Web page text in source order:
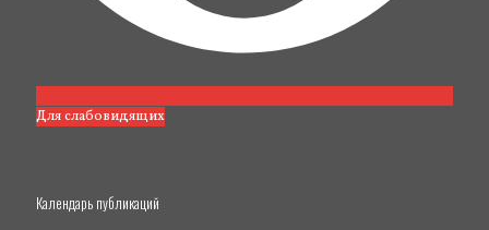
Для слабовидящих
Календарь публикаций